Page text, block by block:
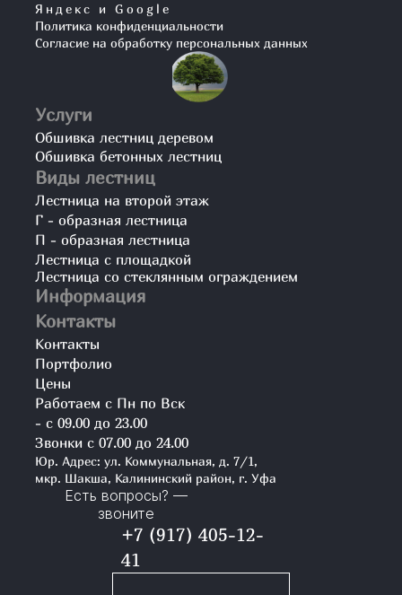
Яндекс и Google
Политика конфиденциальности
Согласие на обработку персональных данных
Услуги
Обшивка лестниц деревом
Обшивка бетонных лестниц
Виды лестниц
Лестница на второй этаж
Г - образная лестница
П - образная лестница
Лестница с площадкой
Лестница со стеклянным ограждением
Информация
Контакты
Контакты
Портфолио
Цены
Работаем с Пн по Вск
- с 09.00 до 23.00
Звонки с 07.00 до 24.00
Юр. Адрес: ул. Коммунальная, д. 7/1,
мкр. Шакша, Калининский район, г. Уфа
Есть вопросы? —
звоните
+7 (917) 405-12-
41